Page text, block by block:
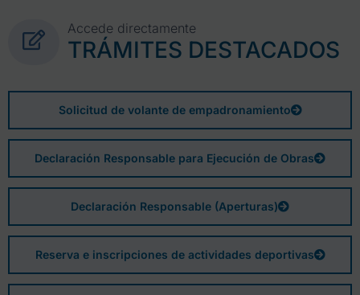
Accede directamente
TRÁMITES DESTACADOS
Solicitud de volante de empadronamiento
Declaración Responsable para Ejecución de Obras
Declaración Responsable (Aperturas)
Reserva e inscripciones de actividades deportivas